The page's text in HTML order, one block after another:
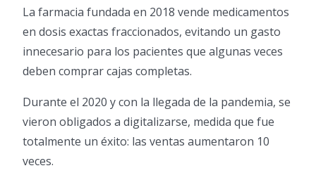
La farmacia fundada en 2018 vende medicamentos
en dosis exactas fraccionados, evitando un gasto
innecesario para los pacientes que algunas veces
deben comprar cajas completas.
Durante el 2020 y con la llegada de la pandemia, se
vieron obligados a digitalizarse, medida que fue
totalmente un éxito: las ventas aumentaron 10
veces.